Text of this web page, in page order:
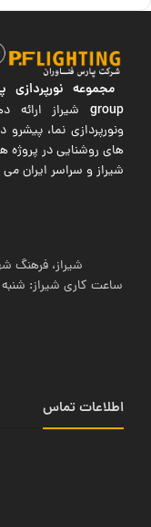
مجموعه نورپردازی
groupشیراز ارائه
ونورپردازی نما،
های روشنایی در پروژه
شیراز و سراسر ایران
شیراز، فرهنگ شهر، کوچه 27،
اطلاعات تماس